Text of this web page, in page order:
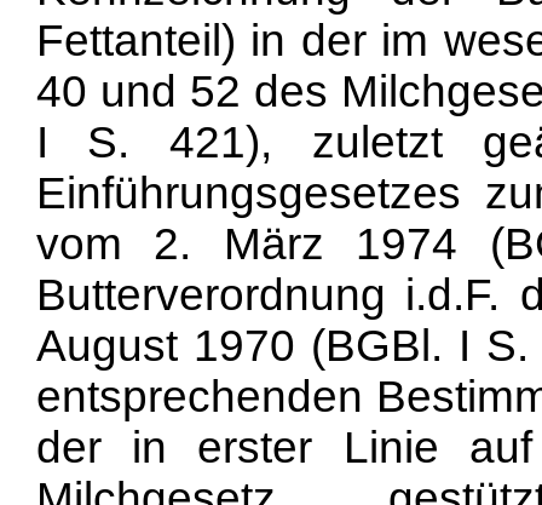
Fettanteil) in der im
40 und 52 des
I S. 421), zuletzt
Einführungsgesetzes
vom 2. März 1974
Butterverordnung i.d.F.
August 1970 (BGBl. I
entsprechenden
der in erster Linie